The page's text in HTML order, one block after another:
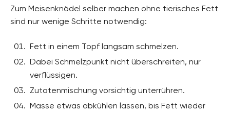
Zum Meisenknödel selber machen ohne tierisches Fett
sind nur wenige Schritte notwendig:
Fett in einem Topf langsam schmelzen.
Dabei Schmelzpunkt nicht überschreiten, nur
verflüssigen.
Zutatenmischung vorsichtig unterrühren.
Masse etwas abkühlen lassen, bis Fett wieder